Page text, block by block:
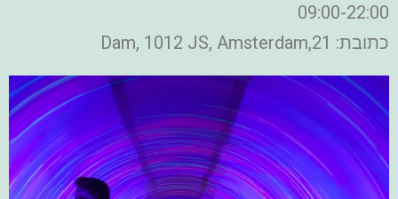
09:00-22:00
כתובת: 21,Dam, 1012 JS, Amsterdam